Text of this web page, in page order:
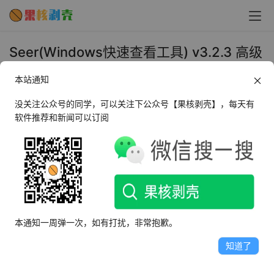
Seer(Windows快速查看工具) v3.2.3 高级
2024年10月9日 下午4:27 系统工具
AI摘要
此内容由AI根据文章内容自动生成，并已由人工审核
Seer是Windows平台上的快速预览工具，功能强大、可定
制且速度快。支持数百种文件格式，包括视频、音频、图
像等，提供高效预览及内容复制功能。还具备应用快速启
本站通知
没关注公众号的同学，可以关注下公众号【果核剥壳】，每天有
软件推荐和新闻可以订阅
本通知一周弹一次，如有打扰，非常抱歉。
知道了